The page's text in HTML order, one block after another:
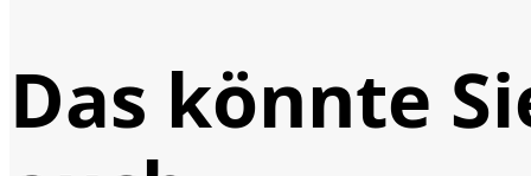
Das könnte